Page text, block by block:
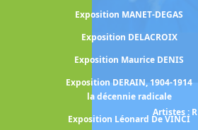
Exposition MANET-DEGAS
Exposition DELACROIX
Exposition Maurice DENIS
Exposition DERAIN, 1904-1914
la décennie radicale
Exposition Léonard De VINCI
Artistes : R